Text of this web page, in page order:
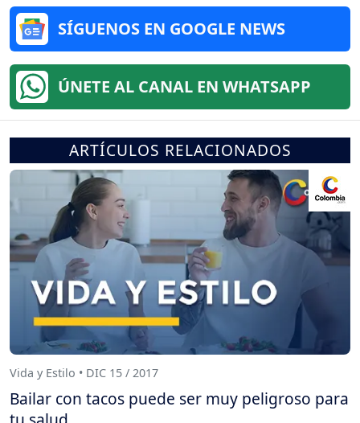
SÍGUENOS EN GOOGLE NEWS
ÚNETE AL CANAL EN WHATSAPP
ARTÍCULOS RELACIONADOS
Vida y Estilo • DIC 15 / 2017
Bailar con tacos puede ser muy peligroso para